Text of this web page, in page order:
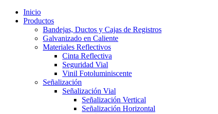
Inicio
Productos
Bandejas, Ductos y Cajas de Registros
Galvanizado en Caliente
Materiales Reflectivos
Cinta Reflectiva
Seguridad Vial
Vinil Fotoluminiscente
Señalización
Señalización Vial
Señalización Vertical
Señalización Horizontal